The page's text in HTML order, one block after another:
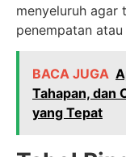
menyeluruh agar
penempatan atau
BACA JUGA
Tahapan, dan
yang Tepat